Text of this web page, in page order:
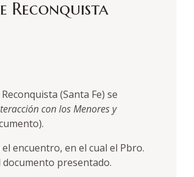
Reconquista
(Santa Fe) se
con los Menores y
).
encuentro, en el cual el Pbro.
presentado.